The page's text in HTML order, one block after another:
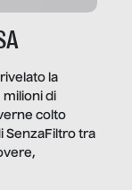
la
milioni di
colto
SenzaFiltro tra